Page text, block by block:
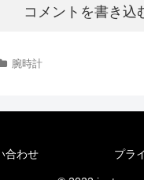
コメントを書き込
腕時計
合わせ プラ